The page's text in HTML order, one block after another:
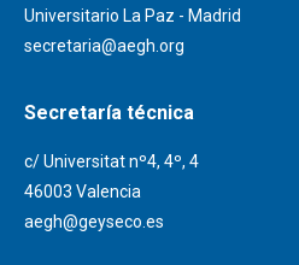
Universitario La Paz - Madrid
secretaria@aegh.org
Secretaría técnica
c/ Universitat nº4, 4º, 4
46003 Valencia
aegh@geyseco.es